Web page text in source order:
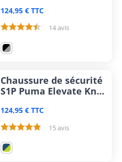
124,95 € TTC
14 avis
Chaussure de sécurité
S1P Puma Elevate Knit
124,95 € TTC
15 avis